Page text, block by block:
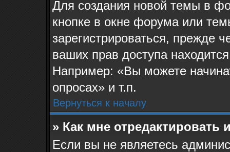
Для создания новой темы в
кнопке в окне форума или
зарегистрироваться, прежде
ваших прав доступа
Например: «Вы можете
опросах» и т.п.
Вернуться к началу
» Как мне отредактировать
Если вы не являетесь